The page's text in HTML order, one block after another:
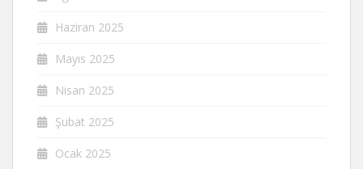
Haziran 2025
Mayıs 2025
Nisan 2025
Şubat 2025
Ocak 2025